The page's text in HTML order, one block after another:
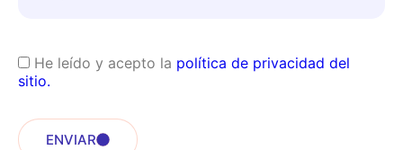
He leído y acepto la política de privacidad del
sitio.
ENVIAR